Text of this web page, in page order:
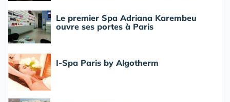
Le premier Spa Adriana Karembeu
ouvre ses portes à Paris
I-Spa Paris by Algotherm